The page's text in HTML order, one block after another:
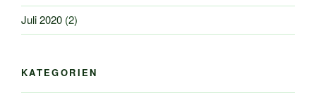
Juli 2020 (2)
KATEGORIEN